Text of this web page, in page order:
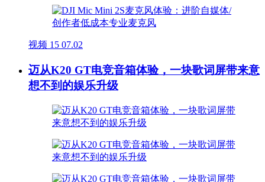
视频 15 07.02
迈从K20 GT电竞音箱体验，一块歌词屏带来意
想不到的娱乐升级